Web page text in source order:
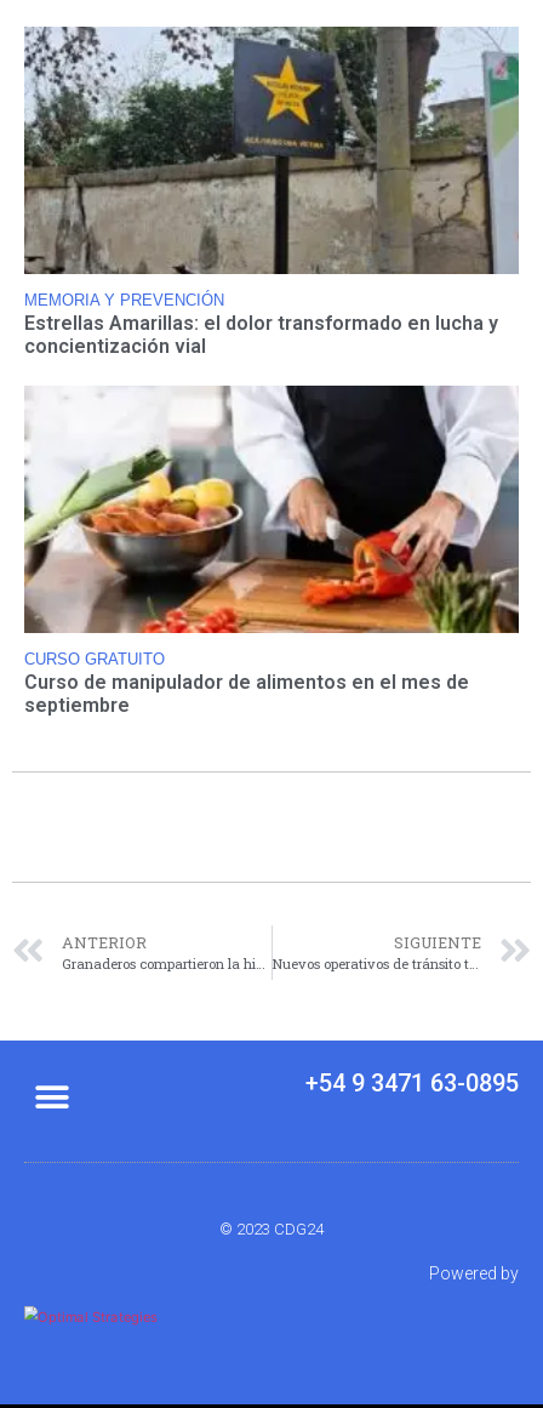
MEMORIA Y PREVENCIÓN
Estrellas Amarillas: el dolor transformado en lucha y
concientización vial
CURSO GRATUITO
Curso de manipulador de alimentos en el mes de
septiembre
ANTERIOR SIGUIENTE
Nuevos operativos de tránsito terminaron con 27 vehículos retenidos durante el fin de semana
+54 9 3471 63-0895
© 2023 CDG24
Powered by